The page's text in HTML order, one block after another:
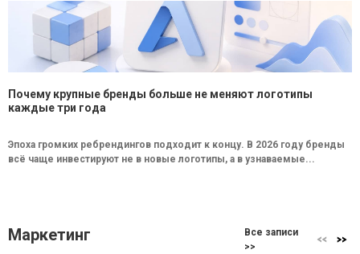
Почему крупные бренды больше не меняют логотипы
каждые три года
Эпоха громких ребрендингов подходит к концу. В 2026 году бренды
всё чаще инвестируют не в новые логотипы, а в узнаваемые...
Маркетинг
Все записи
>>